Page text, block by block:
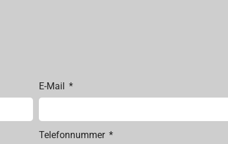
E-Mail
Telefonnummer